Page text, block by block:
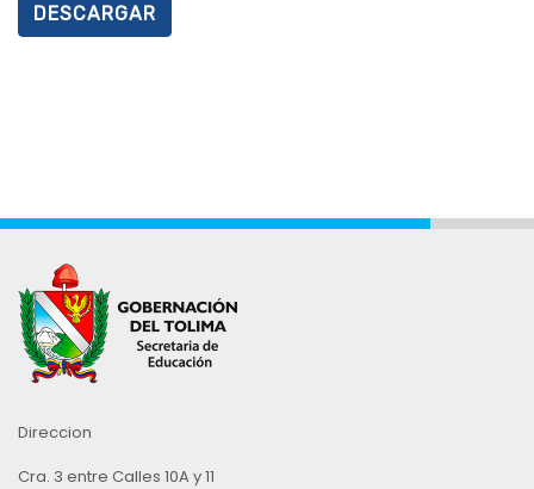
DESCARGAR
Direccion
Cra. 3 entre Calles 10A y 11